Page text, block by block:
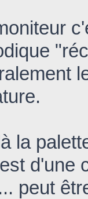
la
d'une
peut